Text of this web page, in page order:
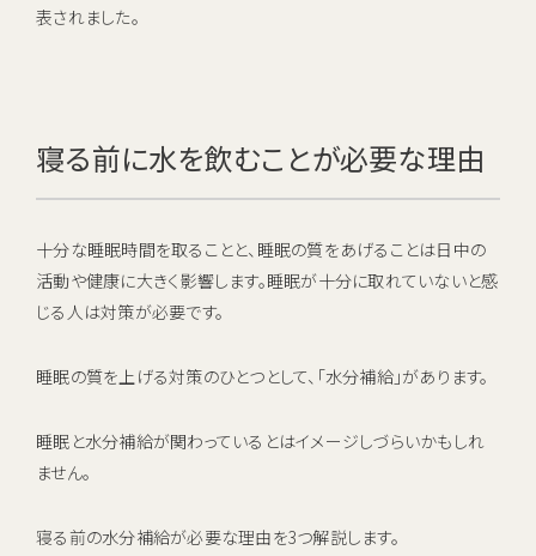
表されました。
寝る前に水を飲むことが必要な理由
十分な睡眠時間を取ることと、睡眠の質をあげることは日中の
活動や健康に大きく影響します。睡眠が十分に取れていないと感
じる人は対策が必要です。
睡眠の質を上げる対策のひとつとして、「水分補給」があります。
睡眠と水分補給が関わっているとはイメージしづらいかもしれ
ません。
寝る前の水分補給が必要な理由を3つ解説します。